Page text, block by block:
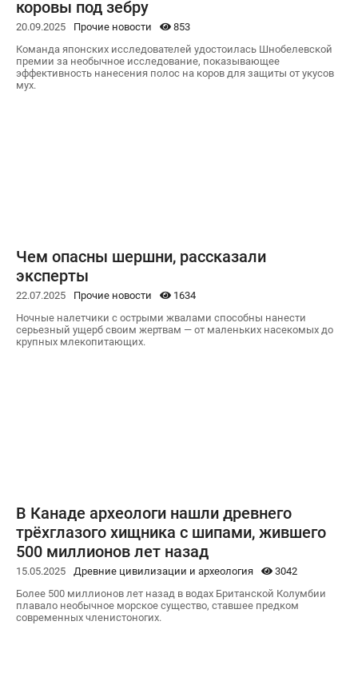
коровы под зебру
20.09.2025 Прочие новости
853
Команда японских исследователей удостоилась Шнобелевской
премии за необычное исследование, показывающее
эффективность нанесения полос на коров для защиты от укусов
мух.
Чем опасны шершни, рассказали
эксперты
22.07.2025 Прочие новости
1634
Ночные налетчики с острыми жвалами способны нанести
серьезный ущерб своим жертвам — от маленьких насекомых до
крупных млекопитающих.
В Канаде археологи нашли древнего
трёхглазого хищника с шипами, жившего
500 миллионов лет назад
15.05.2025 Древние цивилизации и археология
3042
Более 500 миллионов лет назад в водах Британской Колумбии
плавало необычное морское существо, ставшее предком
современных членистоногих.